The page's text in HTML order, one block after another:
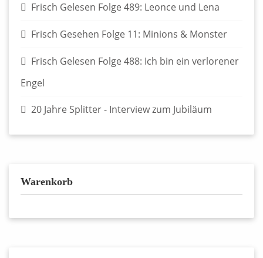
Frisch Gelesen Folge 489: Leonce und Lena
Frisch Gesehen Folge 11: Minions & Monster
Frisch Gelesen Folge 488: Ich bin ein verlorener
Engel
20 Jahre Splitter - Interview zum Jubiläum
Warenkorb